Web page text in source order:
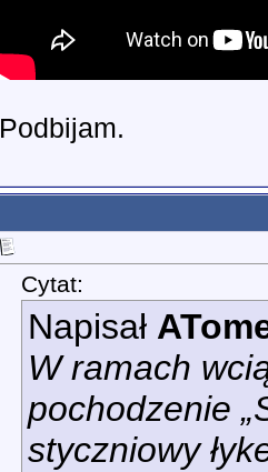
Podbijam.
Cytat:
Napisał
W ramach
pochodzenie
styczniowy